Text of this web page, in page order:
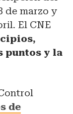
de marzo y
El CNE
puntos y la
de